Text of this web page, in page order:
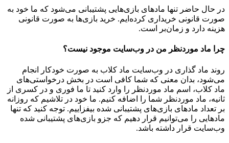
در حال حاضر تنها مادهای بازی‌هایی پشتیبانی می‌شود که ما خود به
صورت قانونی خریداری کرده‌ایم. خرید بازی‌ها به صورت قانونی
هزینه دارد و زمان‌بر است.
چرا ماد موردنظر من در وب‌سایت موجود نیست؟
روند ماد گذاری در وب‌سایت ماد کلاب به صورت خودکار انجام
می‌شود، بدان معنی که شما کافی است در بخش درخواستی‌های
ماد کلاب، اسم ماد موردنظر را وارد کنید تا ما فوری و در کسری از
ثانیه، ماد موردنظر شما را اضافه کنیم. ما خود در تلاشیم که روزانه
بر تعداد مادهای بازی‌های پشتیبانی شده بیفزاییم. توجه کنید که تنها
مادهایی را می‌توانیم قرار دهیم که جزو بازی‌های پشتیبانی شده
وب‌سایت قرار داشته باشد.